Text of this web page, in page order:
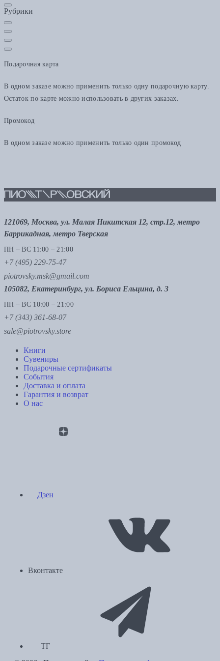
Рубрики
Подарочная карта
В одном заказе можно применить только одну подарочную карту.
Остаток по карте можно использовать в других заказах.
Промокод
В одном заказе можно применить только один промокод
121069, Москва, ул. Малая Никитская 12, стр.12, метро
Баррикадная, метро Тверская
ПН – ВС 11:00 – 21:00
+7 (495) 229-75-47
piotrovsky.msk@gmail.com
105082, Екатеринбург, ул. Бориса Ельцина, д. 3
ПН – ВС 10:00 – 21:00
+7 (343) 361-68-07
sale@piotrovsky.store
Книги
Сувениры
Подарочные сертификаты
События
Доставка и оплата
Гарантия и возврат
О нас
Дзен
Вконтакте
ТГ